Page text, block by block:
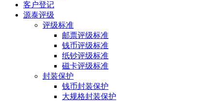
客户登记
源泰评级
评级标准
邮票评级标准
钱币评级标准
纸钞评级标准
磁卡评级标准
封装保护
钱币封装保护
大规格封装保护